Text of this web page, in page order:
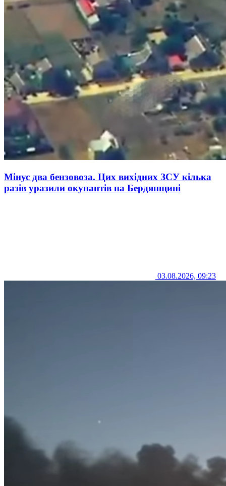
Мінус два бензовоза. Цих вихідних ЗСУ кілька
разів уразили окупантів на Бердянщині
03.08.2026, 09:23